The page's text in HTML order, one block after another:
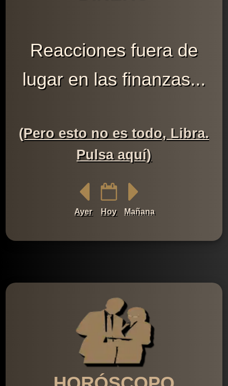
Reacciones fuera de
lugar en las finanzas...
(Pero esto no es todo, Libra.
Pulsa aquí)
Ayer Hoy Mañana